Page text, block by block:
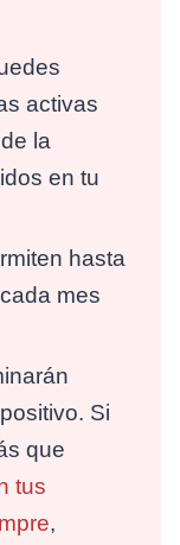
activas
la
en tu
hasta
mes
Si
que
tus
,